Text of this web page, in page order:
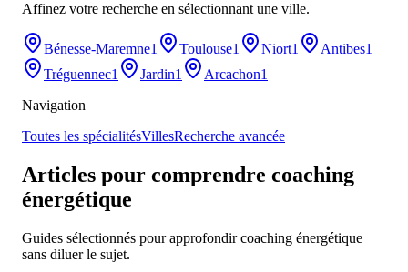
Affinez votre recherche en sélectionnant une ville.
Bénesse-Maremne1 Toulouse1 Niort1 Antibes1
Tréguennec1 Jardin1 Arcachon1
Navigation
Toutes les spécialitésVillesRecherche avancée
Articles pour comprendre coaching
énergétique
Guides sélectionnés pour approfondir coaching énergétique
sans diluer le sujet.